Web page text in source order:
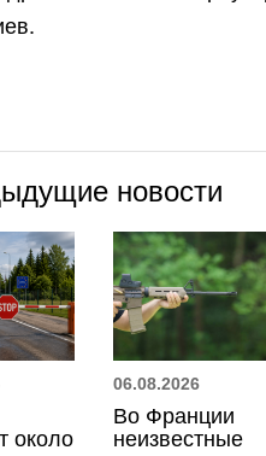
новости
около
06.08.2026
Во Франции
неизвестные